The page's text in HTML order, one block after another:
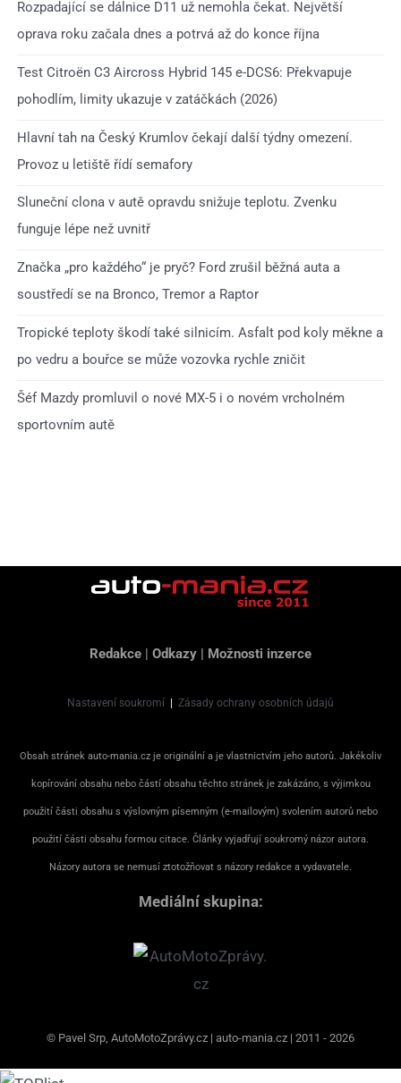
Rozpadající se dálnice D11 už nemohla čekat. Největší
oprava roku začala dnes a potrvá až do konce října
Test Citroën C3 Aircross Hybrid 145 e-DCS6: Překvapuje
pohodlím, limity ukazuje v zatáčkách (2026)
Hlavní tah na Český Krumlov čekají další týdny omezení.
Provoz u letiště řídí semafory
Sluneční clona v autě opravdu snižuje teplotu. Zvenku
funguje lépe než uvnitř
Značka „pro každého“ je pryč? Ford zrušil běžná auta a
soustředí se na Bronco, Tremor a Raptor
Tropické teploty škodí také silnicím. Asfalt pod koly měkne a
po vedru a bouřce se může vozovka rychle zničit
Šéf Mazdy promluvil o nové MX-5 i o novém vrcholném
sportovním autě
Redakce | Odkazy | Možnosti inzerce
Nastavení soukromí Zásady ochrany osobních údajů
Obsah stránek auto-mania.cz je originální a je vlastnictvím jeho autorů. Jakékoliv
kopírování obsahu nebo částí obsahu těchto stránek je zakázáno, s výjimkou
použití části obsahu s výslovným písemným (e-mailovým) svolením autorů nebo
použití části obsahu formou citace. Články vyjadřují soukromý názor autora.
Názory autora se nemusí ztotožňovat s názory redakce a vydavatele.
Mediální skupina:
© Pavel Srp, AutoMotoZprávy.cz | auto-mania.cz | 2011 - 2026